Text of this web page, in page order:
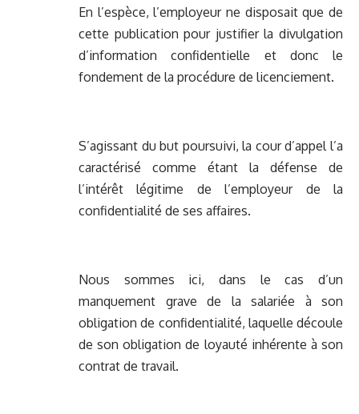
En l’espèce, l’employeur ne disposait que de
cette publication pour justifier la divulgation
d’information confidentielle et donc le
fondement de la procédure de licenciement.
S’agissant du but poursuivi, la cour d’appel l’a
caractérisé comme étant la défense de
l’intérêt légitime de l’employeur de la
confidentialité de ses affaires.
Nous sommes ici, dans le cas d’un
manquement grave de la salariée à son
obligation de confidentialité, laquelle découle
de son obligation de loyauté inhérente à son
contrat de travail.